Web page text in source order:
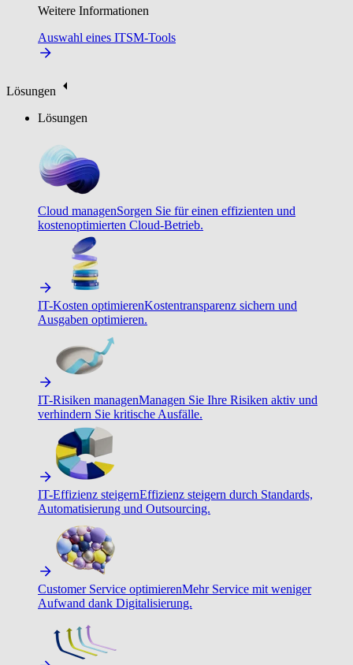
Weitere Informationen
Auswahl eines ITSM-Tools
Lösungen
Lösungen
Cloud managenSorgen Sie für einen effizienten und
kostenoptimierten Cloud-Betrieb.
IT-Kosten optimierenKostentransparenz sichern und
Ausgaben optimieren.
IT-Risiken managenManagen Sie Ihre Risiken aktiv und
verhindern Sie kritische Ausfälle.
IT-Effizienz steigernEffizienz steigern durch Standards,
Automatisierung und Outsourcing.
Customer Service optimierenMehr Service mit weniger
Aufwand dank Digitalisierung.